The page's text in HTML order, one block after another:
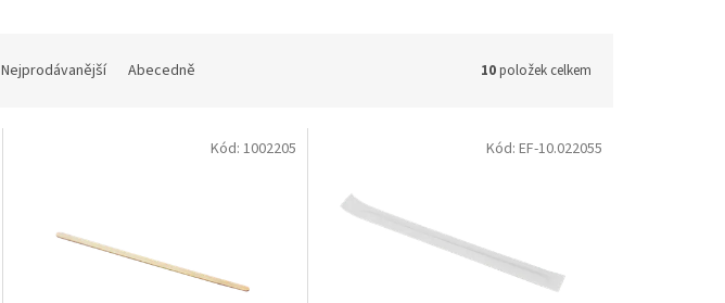
Nejprodávanější Abecedně 10položek celkem
Kód: 1002205 Kód: EF-10.022055